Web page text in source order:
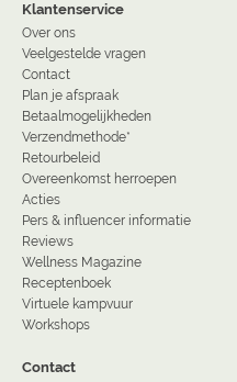
Klantenservice
Over ons
Veelgestelde vragen
Contact
Plan je afspraak
Betaalmogelijkheden
Verzendmethode*
Retourbeleid
Overeenkomst herroepen
Acties
Pers & influencer informatie
Reviews
Wellness Magazine
Receptenboek
Virtuele kampvuur
Workshops
Contact